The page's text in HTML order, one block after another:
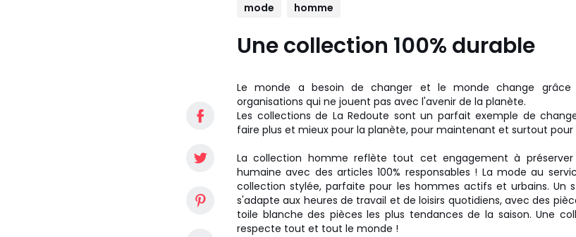
mode homme
Une collection 100% durable
Le monde a besoin de changer et le monde change
organisations qui ne jouent pas avec l'avenir de la planète.
Les collections de La Redoute sont un parfait exemple de
faire plus et mieux pour la planète, pour maintenant et surtout pour
La collection homme reflète tout cet engagement à
humaine avec des articles 100% responsables ! La mode au
collection stylée, parfaite pour les hommes actifs et urbains. Un
s'adapte aux heures de travail et de loisirs quotidiens, avec des
toile blanche des pièces les plus tendances de la saison. Une
respecte tout et tout le monde !